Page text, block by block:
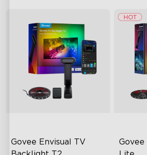
Govee Envisual TV